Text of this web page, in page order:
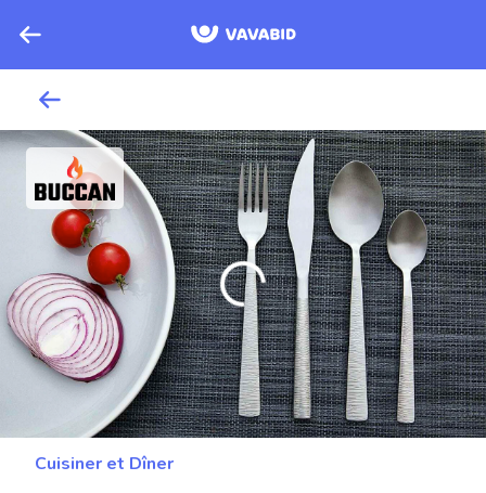
Cuisiner et Dîner